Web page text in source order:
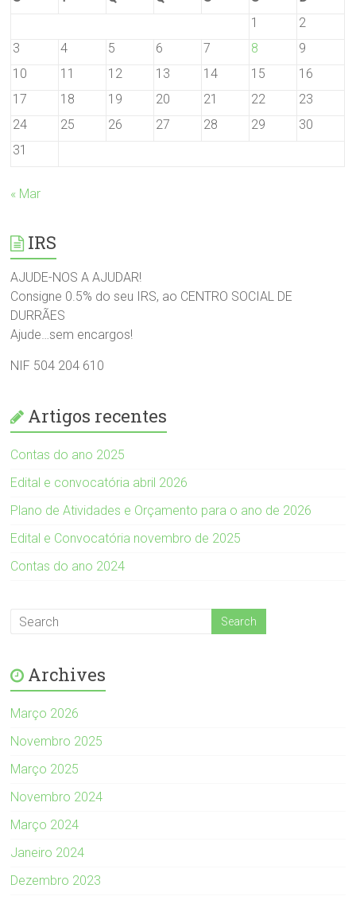
1
2
3
4 5 6 7 8
9
10
11 12 13 14 15
16
17
18 19 20 21 22
23
24
25 26 27 28 29
30
31
« Mar
IRS
AJUDE-NOS A AJUDAR!
Consigne 0.5% do seu IRS, ao CENTRO SOCIAL DE
DURRÃES
Ajude…sem encargos!
NIF 504 204 610
Artigos recentes
Contas do ano 2025
Edital e convocatória abril 2026
Plano de Atividades e Orçamento para o ano de 2026
Edital e Convocatória novembro de 2025
Contas do ano 2024
Archives
Março 2026
Novembro 2025
Março 2025
Novembro 2024
Março 2024
Janeiro 2024
Dezembro 2023